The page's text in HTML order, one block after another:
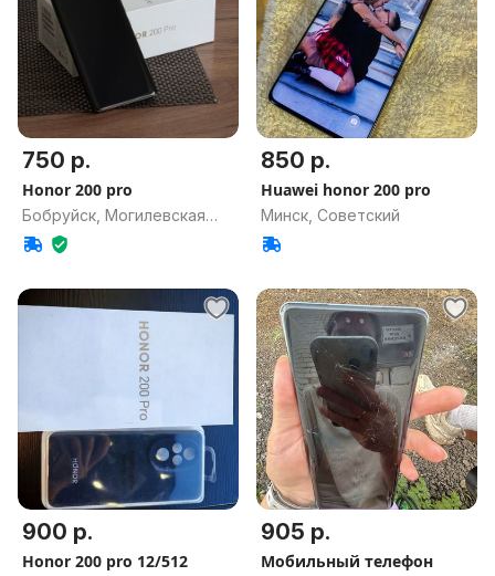
750 р.
Honor 200 pro
Бобруйск, Могилевская
обл.
850 р.
Huawei honor 200 pro
Минск, Советский
900 р.
Honor 200 pro 12/512
905 р.
Мобильный телефон